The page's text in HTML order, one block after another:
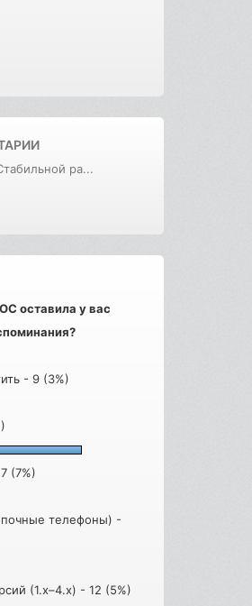
ра...
оставила у вас
- 9 (3%)
(7%)
телефоны) -
(1.x–4.x) - 12 (5%)